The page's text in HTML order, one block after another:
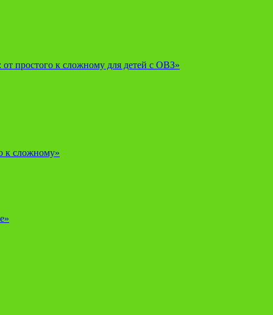
простого к сложному для детей с ОВЗ»
к сложному»